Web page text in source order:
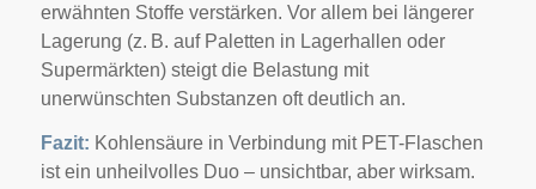
erwähnten Stoffe verstärken. Vor allem bei längerer
Lagerung (z. B. auf Paletten in Lagerhallen oder
Supermärkten) steigt die Belastung mit
unerwünschten Substanzen oft deutlich an.
Fazit: Kohlensäure in Verbindung mit PET-Flaschen
ist ein unheilvolles Duo – unsichtbar, aber wirksam.